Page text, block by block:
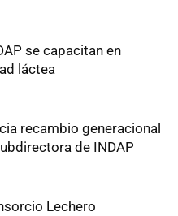
se capacitan en
láctea
recambio generacional
de INDAP
Lechero